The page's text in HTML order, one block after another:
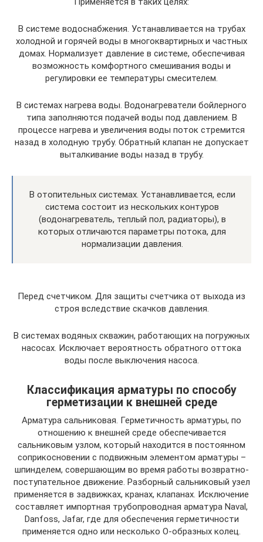
В системе водоснабжения. Устанавливается на трубах
холодной и горячей воды в многоквартирных и частных
домах. Нормализует давление в системе, обеспечивая
возможность комфортного смешивания воды и
регулировки ее температуры смесителем.
В системах нагрева воды. Водонагреватели бойлерного
типа заполняются подачей воды под давлением. В
процессе нагрева и увеличения воды поток стремится
назад в холодную трубу. Обратный клапан не допускает
выталкивание воды назад в трубу.
В отопительных системах. Устанавливается, если
система состоит из нескольких контуров
(водонагреватель, теплый пол, радиаторы), в
которых отличаются параметры потока, для
нормализации давления.
Перед счетчиком. Для защиты счетчика от выхода из
строя вследствие скачков давления.
В системах водяных скважин, работающих на погружных
насосах. Исключает вероятность обратного оттока
воды после выключения насоса.
Классификация арматуры по способу
герметизации к внешней среде
Арматура сальниковая. Герметичность арматуры, по
отношению к внешней среде обеспечивается
сальниковым узлом, который находится в постоянном
соприкосновении с подвижным элементом арматуры –
шпинделем, совершающим во время работы возвратно-
поступательное движение. Разборный сальниковый узел
применяется в задвижках, кранах, клапанах. Исключение
составляет импортная трубопроводная арматура Naval,
Danfoss, Jafar, где для обеспечения герметичности
применяется одно или несколько О-образных колец.